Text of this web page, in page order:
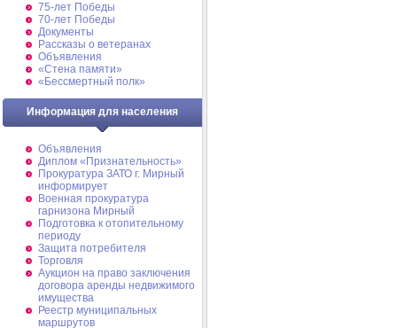
75-лет Победы
70-лет Победы
Документы
Рассказы о ветеранах
Объявления
«Стена памяти»
«Бессмертный полк»
Информация для населения
Объявления
Диплом «Признательность»
Прокуратура ЗАТО г. Мирный
информирует
Военная прокуратура
гарнизона Мирный
Подготовка к отопительному
периоду
Защита потребителя
Торговля
Аукцион на право заключения
договора аренды недвижимого
имущества
Реестр муниципальных
маршрутов